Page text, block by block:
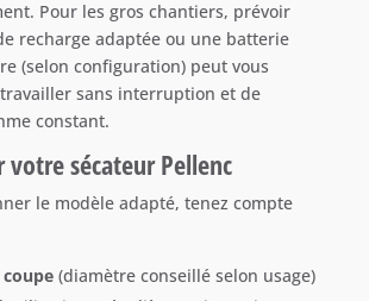
Pour les gros chantiers, prévoir
recharge adaptée ou une batterie
(selon configuration) peut vous
sans interruption et de
constant.
votre sécateur Pellenc
le modèle adapté, tenez compte
(diamètre conseillé selon usage)